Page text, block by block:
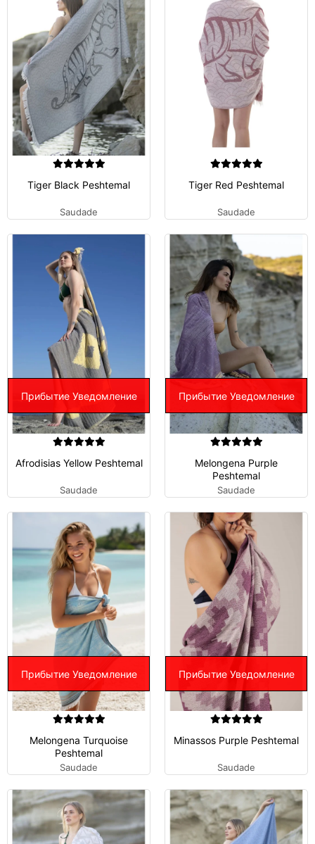
Tiger Black Peshtemal
Saudade
Tiger Red Peshtemal
Saudade
Прибытие Уведомление
Afrodisias Yellow Peshtemal
Saudade
Прибытие Уведомление
Melongena Purple
Peshtemal
Saudade
Прибытие Уведомление
Melongena Turquoise
Peshtemal
Saudade
Прибытие Уведомление
Minassos Purple Peshtemal
Saudade